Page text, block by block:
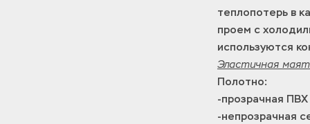
теплопотерь в
проем с
используются
Эластичная
Полотно:
-прозрачная
-непрозрачная